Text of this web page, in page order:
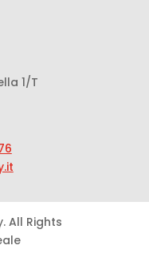
1/T
All Rights